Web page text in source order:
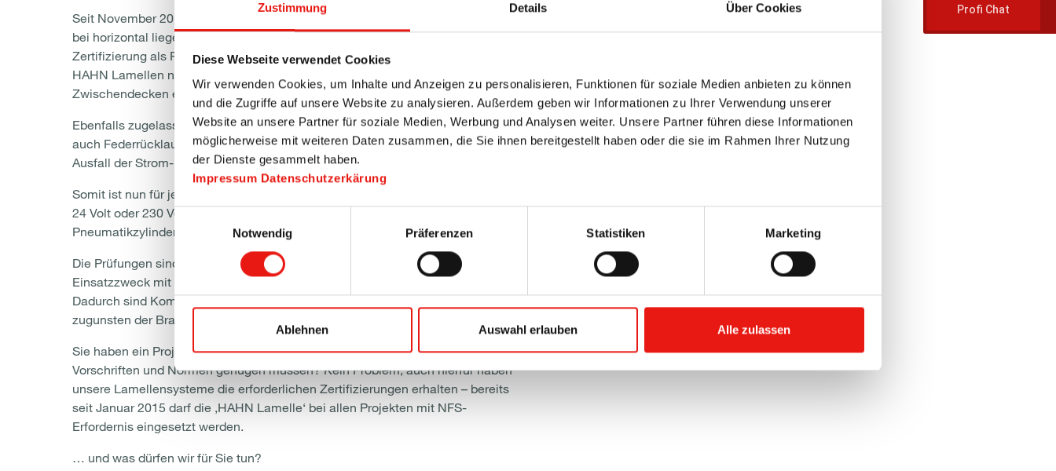
Zustimmung Details Über Cookies
Diese Webseite verwendet Cookies
Wir verwenden Cookies, um Inhalte und Anzeigen zu personalisieren, Funktionen für soziale Medien anbieten zu können
und die Zugriffe auf unsere Website zu analysieren. Außerdem geben wir Informationen zu Ihrer Verwendung unserer
Website an unsere Partner für soziale Medien, Werbung und Analysen weiter. Unsere Partner führen diese Informationen
möglicherweise mit weiteren Daten zusammen, die Sie ihnen bereitgestellt haben oder die sie im Rahmen Ihrer Nutzung
der Dienste gesammelt haben.
Impressum Datenschutzerkärung
Einwilligungsauswahl
Notwendig
Präferenzen Statistiken Marketing
Ablehnen Auswahl erlauben Alle zulassen
Profi Chat
Seit November 2016 ist es amtlich: HAHN Lamellenfenster erhalten nun auch
bei horizontal liegendem Einbau (ohne Bewitterung) die uneingeschränkte
Zertifizierung als Rauchabzugsgerät nach EN 12101-2. Dadurch können
HAHN Lamellen nun auch für den Einsatz als Brandrauchentlüfter in
Zwischendecken eingebaut werden.
Ebenfalls zugelassen in Kombination mit HAHN Lamellenfenstern sind nun
auch Federrücklaufantriebe, die im Falle eines Brandes auch bei völligem
Ausfall der Strom- und Notstromversorgung für rauchfreie Fluchtwege sorgen.
Somit ist nun für jede Bedienung ein RWA-zertifizierter Antrieb erhältlich: Ob
24 Volt oder 230 Volt, Innen- oder Außenmontage, Steuerung mittels
Pneumatikzylinder oder nun auch mit Federrücklaufantrieb.
Die Prüfungen sind selbstverständlich für alle Systemgruppen erfolgt – je nach
Einsatzzweck mit Einfach-, Zweifach- oder Dreifachverglasten Lamellen.
Dadurch sind Kompromisse in Hinblick auf Design und Wärmeschutz
zugunsten der Brandrauchentlüftung schlicht nicht notwendig.
Sie haben ein Projekt in Frankreich, für das die Fenster speziellen NFS-
Vorschriften und Normen genügen müssen? Kein Problem, auch hierfür haben
unsere Lamellensysteme die erforderlichen Zertifizierungen erhalten – bereits
seit Januar 2015 darf die ‚HAHN Lamelle‘ bei allen Projekten mit NFS-
Erfordernis eingesetzt werden.
… und was dürfen wir für Sie tun?
Related Images